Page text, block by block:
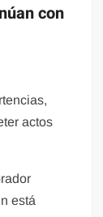
con
actos
está